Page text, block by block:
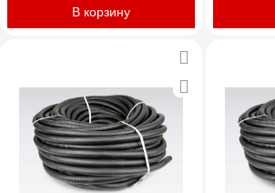
для отбойного молотка,
компрессора 25м СЗРТ 16-1,0-
В корзину